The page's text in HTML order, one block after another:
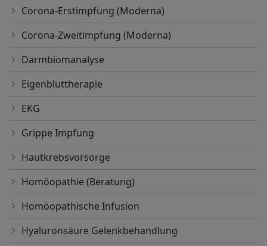
Corona-Erstimpfung (Moderna)
Corona-Zweitimpfung (Moderna)
Darmbiomanalyse
Eigenbluttherapie
EKG
Grippe Impfung
Hautkrebsvorsorge
Homöopathie (Beratung)
Homöopathische Infusion
Hyaluronsäure Gelenkbehandlung